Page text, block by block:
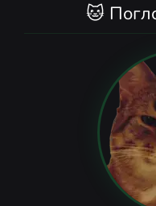
🐱